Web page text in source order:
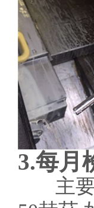
3.每月
主要